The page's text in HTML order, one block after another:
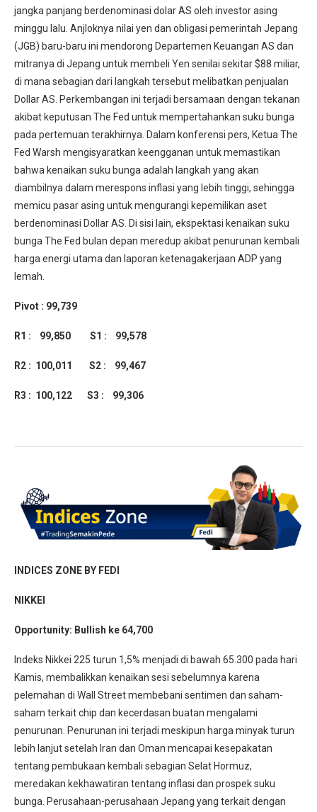
jangka panjang berdenominasi dolar AS oleh investor asing
minggu lalu. Anjloknya nilai yen dan obligasi pemerintah Jepang
(JGB) baru-baru ini mendorong Departemen Keuangan AS dan
mitranya di Jepang untuk membeli Yen senilai sekitar $88 miliar,
di mana sebagian dari langkah tersebut melibatkan penjualan
Dollar AS. Perkembangan ini terjadi bersamaan dengan tekanan
akibat keputusan The Fed untuk mempertahankan suku bunga
pada pertemuan terakhirnya. Dalam konferensi pers, Ketua The
Fed Warsh mengisyaratkan keengganan untuk memastikan
bahwa kenaikan suku bunga adalah langkah yang akan
diambilnya dalam merespons inflasi yang lebih tinggi, sehingga
memicu pasar asing untuk mengurangi kepemilikan aset
berdenominasi Dollar AS. Di sisi lain, ekspektasi kenaikan suku
bunga The Fed bulan depan meredup akibat penurunan kembali
harga energi utama dan laporan ketenagakerjaan ADP yang
lemah.
Pivot : 99,739
R1 : 99,850 S1 : 99,578
R2 : 100,011 S2 : 99,467
R3 : 100,122 S3 : 99,306
INDICES ZONE BY FEDI
NIKKEI
Opportunity: Bullish ke 64,700
Indeks Nikkei 225 turun 1,5% menjadi di bawah 65.300 pada hari
Kamis, membalikkan kenaikan sesi sebelumnya karena
pelemahan di Wall Street membebani sentimen dan saham-
saham terkait chip dan kecerdasan buatan mengalami
penurunan. Penurunan ini terjadi meskipun harga minyak turun
lebih lanjut setelah Iran dan Oman mencapai kesepakatan
tentang pembukaan kembali sebagian Selat Hormuz,
meredakan kekhawatiran tentang inflasi dan prospek suku
bunga. Perusahaan-perusahaan Jepang yang terkait dengan